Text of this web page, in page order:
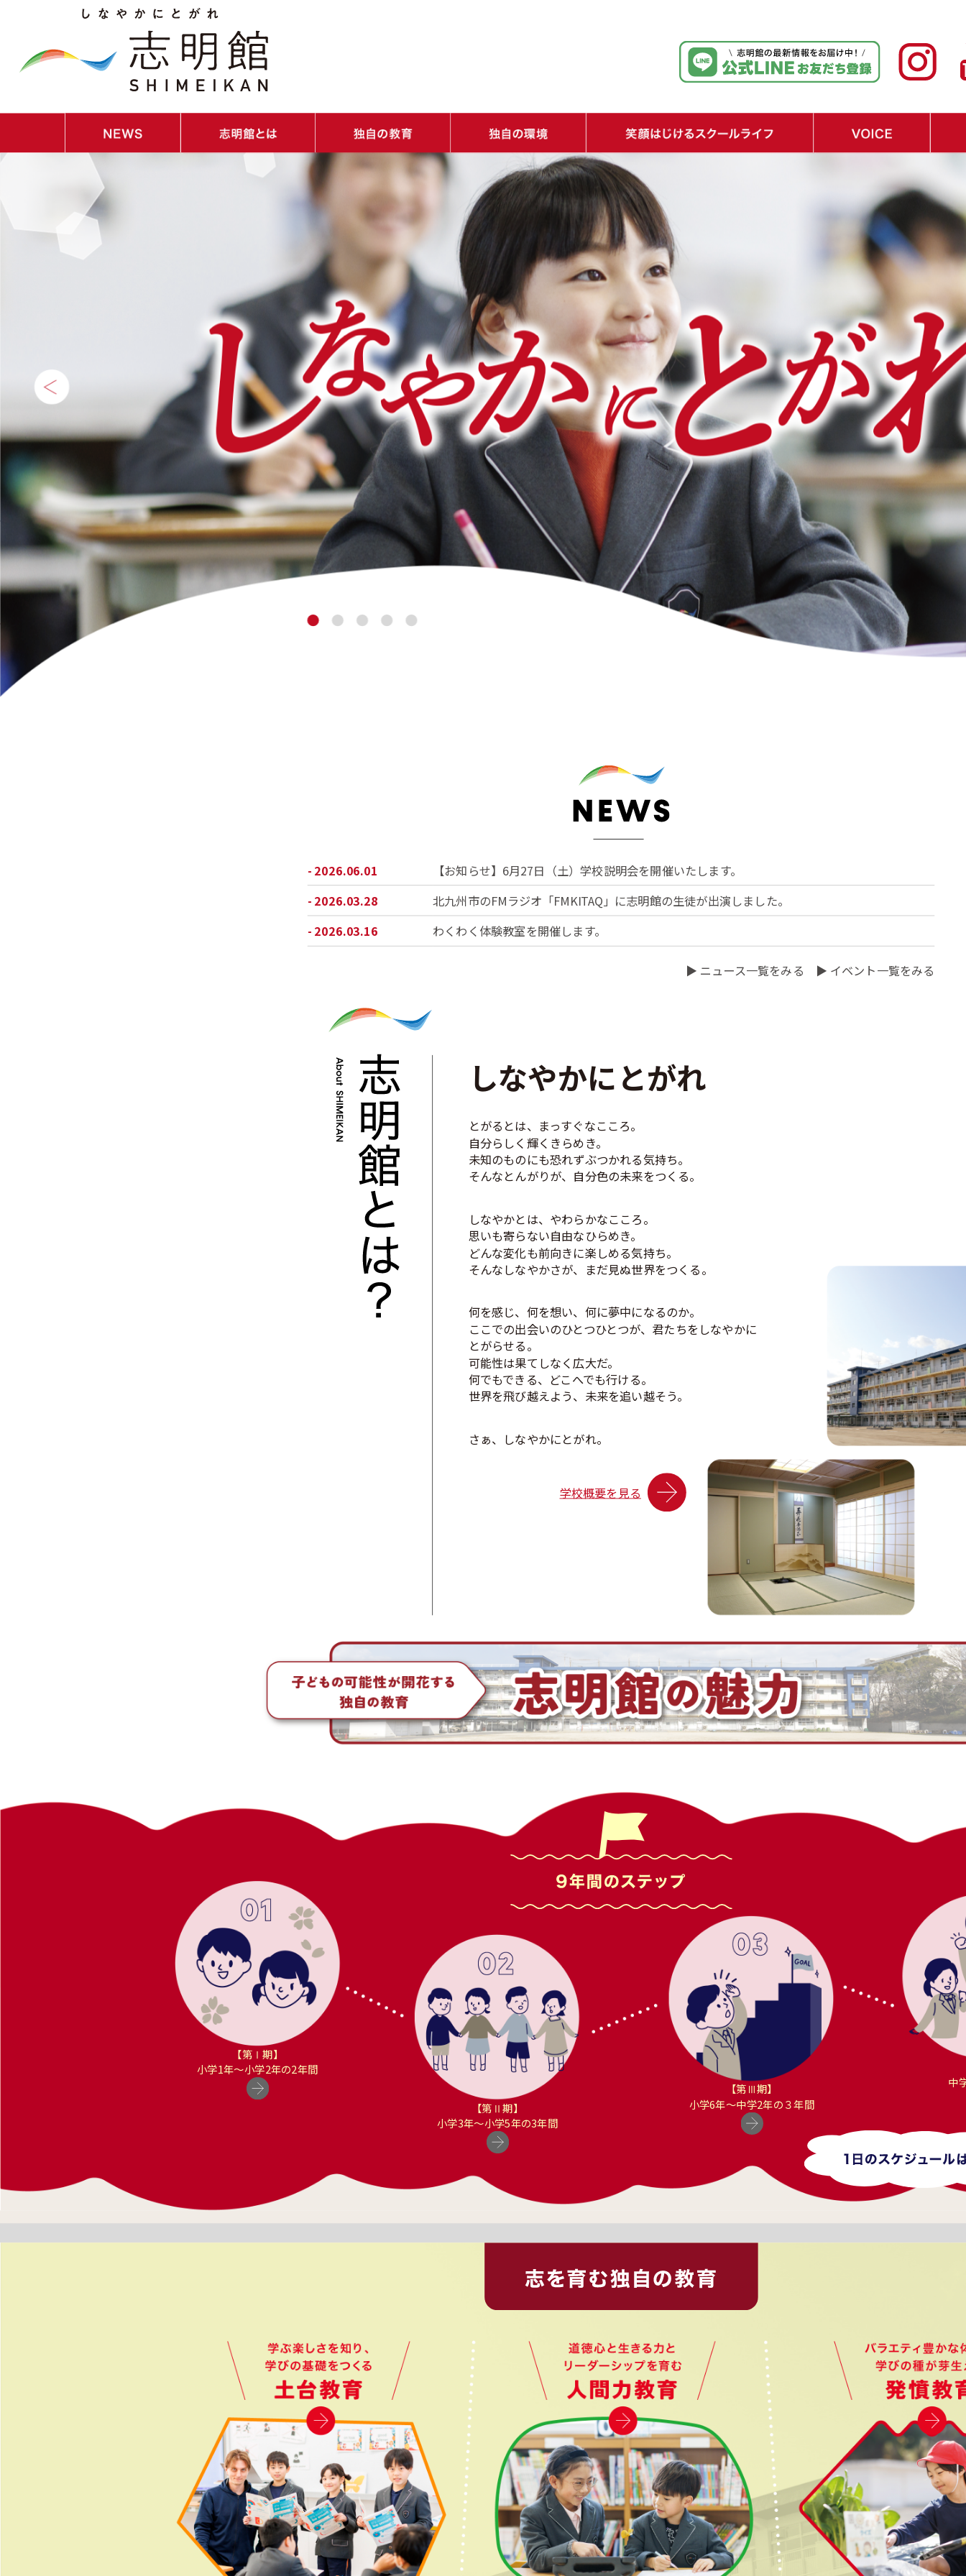
・NEWS｜お知らせ
・イベントスケジュール ・教育理念／教育目標／コンセプト ・学ぶ楽しさを知り、学びの基礎をつくる（土台教育）
・道徳心と生きる力とリーダーシップを育む（人間力教育）
・バラエティ豊かな体験で学びの種が芽生える（発憤教育）
・1人ひとりの可能性が開花する（感性教育）
・ネイティブ教員が常駐！自然に身につく（国際性）・学びを自由に（いつでもどこでも誰とでも）
・多様な学びを可能にする充実した施設・1日のスケジュール
・9年間のステップ
・年間行事
・校長室から
・志明館だより
- 2026.06.01 【お知らせ】6月27日（土）学校説明会を開催いたします。
- 2026.03.28
北九州市のFMラジオ「FMKITAQ」に志明館の生徒が出演しました。
- 2026.03.16
わくわく体験教室を開催します。
- 2025.12.16
- 2025.12.04
- 2025.12.04
公開授業・給食体験を開催します。
- 2025.11.12
- 2025.10.14
Web出願開始しました
- 2025.07.26 夏のわくわく体験教室の開催
- 2025.06.24
- 2025.06.11
公開授業&給食体験 参加受付中！
- 2025.05.02
「校長室から」更新しました。
- 2024.12.01
冬のわくわく体験教室の開催
「教員紹介ページ」がアップされました！
臨時休校のお知らせ
▶ ニュース一覧をみる ▶ イベント一覧をみる
しなやかにとがれ
とがるとは、まっすぐなこころ。
自分らしく輝くきらめき。
未知のものにも恐れずぶつかれる気持ち。
そんなとんがりが、自分色の未来をつくる。
しなやかとは、やわらかなこころ。
思いも寄らない自由なひらめき。
どんな変化も前向きに楽しめる気持ち。
そんなしなやかさが、まだ見ぬ世界をつくる。
何を感じ、何を想い、何に夢中になるのか。
ここでの出会いのひとつひとつが、君たちをしなやかに
とがらせる。
可能性は果てしなく広大だ。
何でもできる、どこへでも行ける。
世界を飛び越えよう、未来を追い越そう。
さぁ、しなやかにとがれ。
学校概要を見る
【第Ⅰ期】
小学1年〜小学2年の2年間
【第Ⅱ期】
小学3年〜小学5年の3年間
【第Ⅲ期】
小学6年〜中学2年の３年間
中